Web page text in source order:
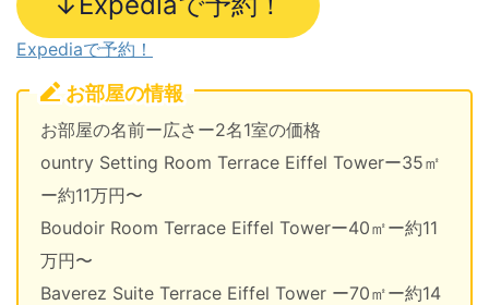
Expediaで予約！
お部屋の情報
お部屋の名前ー広さー2名1室の価格
ountry Setting Room Terrace Eiffel Towerー35㎡
ー約11万円〜
Boudoir Room Terrace Eiffel Towerー40㎡ー約11
万円〜
Baverez Suite Terrace Eiffel Tower ー70㎡ー約14